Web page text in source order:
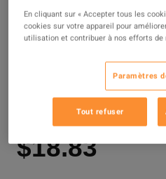
The Sims 4:
OFFRE
Vendu par
99.38% des évaluations
$18.83
En cliquant sur « Accepter tous les
cookies sur votre appareil pour
utilisation et contribuer à nos efforts de
Paramètres
Tout refuser